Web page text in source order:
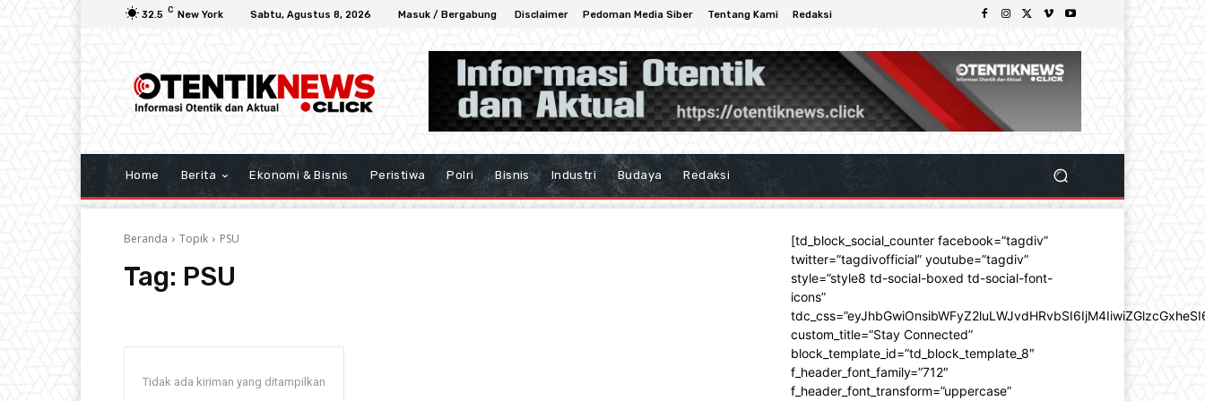
32.5 C New York Sabtu, Agustus 8, 2026 Masuk / Bergabung Disclaimer Pedoman Media Siber Tentang Kami Redaksi
Home Berita Ekonomi & Bisnis Peristiwa Polri Bisnis Industri Budaya Redaksi
Beranda Topik PSU
Tag: PSU
Tidak ada kiriman yang ditampilkan
[td_block_social_counter facebook=”tagdiv”
twitter=”tagdivofficial” youtube=”tagdiv”
style=”style8 td-social-boxed td-social-font-
icons”
custom_title=”Stay Connected”
block_template_id=”td_block_template_8″
f_header_font_family=”712″
f_header_font_transform=”uppercase”